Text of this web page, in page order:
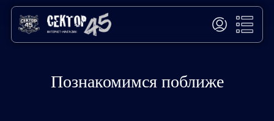
Познакомимся поближе